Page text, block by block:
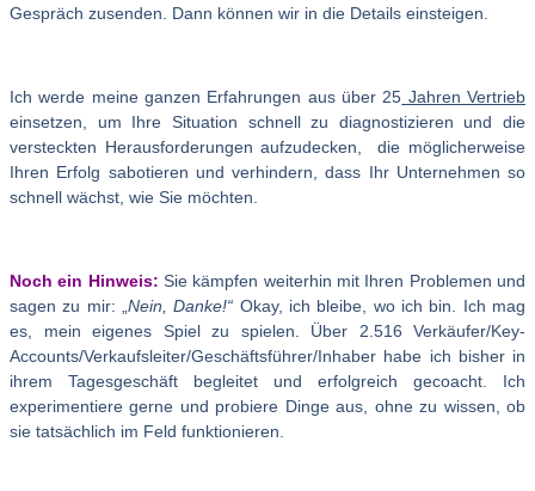
Gespräch zusenden. Dann können wir in die Details einsteigen.
Ich werde meine ganzen Erfahrungen aus über 25 Jahren Vertrieb
einsetzen, um Ihre Situation schnell zu diagnostizieren und die
versteckten Herausforderungen aufzudecken, die möglicherweise
Ihren Erfolg sabotieren und verhindern, dass Ihr Unternehmen so
schnell wächst, wie Sie möchten.
Noch ein Hinweis: Sie kämpfen weiterhin mit Ihren Problemen und
sagen zu mir: „ Nein, Danke!“ Okay, ich bleibe, wo ich bin. Ich mag
es, mein eigenes Spiel zu spielen. Über 2.516 Verkäufer/Key-
Accounts/Verkaufsleiter/Geschäftsführer/Inhaber habe ich bisher in
ihrem Tagesgeschäft begleitet und erfolgreich gecoacht. Ich
experimentiere gerne und probiere Dinge aus, ohne zu wissen, ob
sie tatsächlich im Feld funktionieren.